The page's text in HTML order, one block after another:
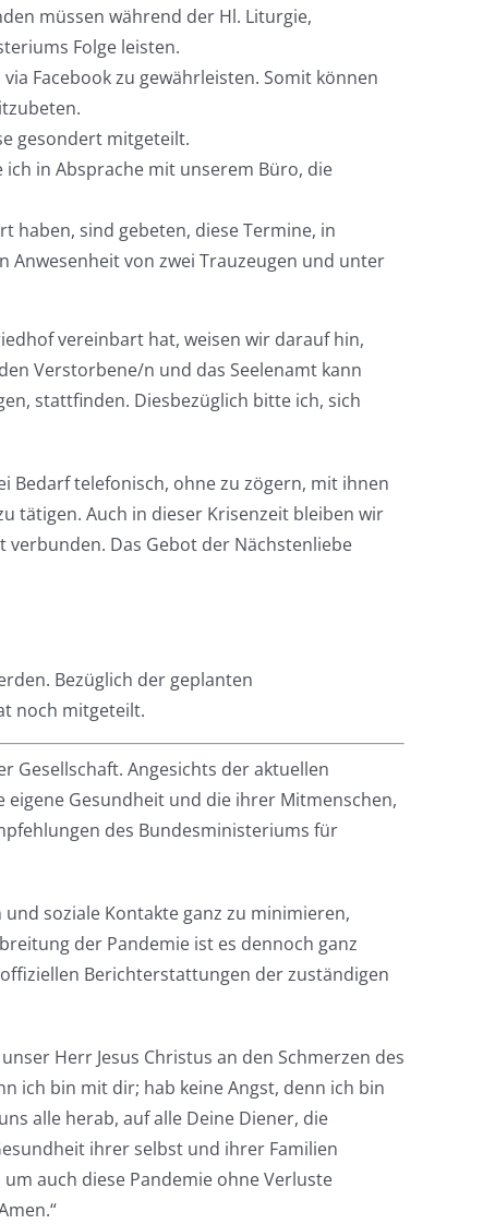
müssen während der Hl. Liturgie,
Folge leisten.
Facebook zu gewährleisten. Somit können
gesondert mitgeteilt.
in Absprache mit unserem Büro, die
haben, sind gebeten, diese Termine, in
Anwesenheit von zwei Trauzeugen und unter
vereinbart hat, weisen wir darauf hin,
Verstorbene/n und das Seelenamt kann
stattfinden. Diesbezüglich bitte ich, sich
Bedarf telefonisch, ohne zu zögern, mit ihnen
tätigen. Auch in dieser Krisenzeit bleiben wir
Das Gebot der Nächstenliebe
Bezüglich der geplanten
noch mitgeteilt.
Gesellschaft. Angesichts der aktuellen
Gesundheit und die ihrer Mitmenschen,
des Bundesministeriums für
soziale Kontakte ganz zu minimieren,
der Pandemie ist es dennoch ganz
Berichterstattungen der zuständigen
Herr Jesus Christus an den Schmerzen des
ich bin mit dir; hab keine Angst, denn ich bin
alle herab, auf alle Deine Diener, die
ihrer selbst und ihrer Familien
auch diese Pandemie ohne Verluste